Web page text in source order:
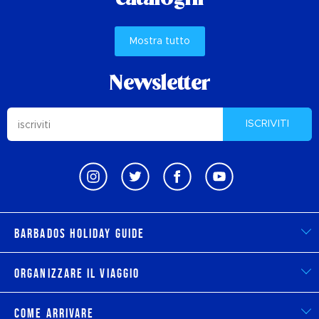
Mostra tutto
Newsletter
ISCRIVITI
Barbados Holiday Guide
Organizzare il viaggio
Come arrivare